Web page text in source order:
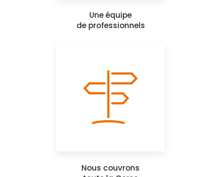
Une équipe
de professionnels
Nous couvrons